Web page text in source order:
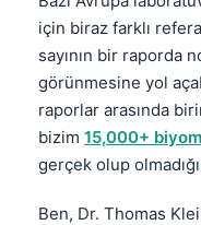
için biraz farklı
sayının bir raporda
görünmesine yol
raporlar arasında
bizim 15,000+
gerçek olup
Ben, Dr. Thomas